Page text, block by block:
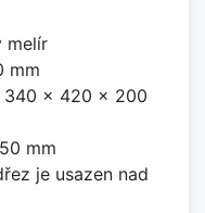
melír
mm
340 x 420 x 200
mm
je usazen nad